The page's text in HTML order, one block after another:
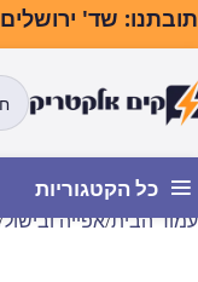
שד' ירושלים 29, ר"ג (בתיאום מראש)
כל הקטגוריות
עמוד הבית אפייה ובישול